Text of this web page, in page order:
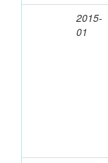
2015-
01